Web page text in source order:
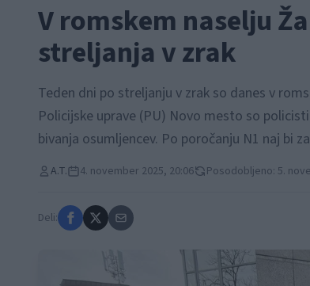
V romskem naselju
streljanja v zrak
Teden dni po streljanju v zrak so danes v
Policijske uprave (PU) Novo mesto so
bivanja osumljencev. Po poročanju N1 naj bi
A.T. 4. november 2025, 20:06 Posodobljeno: 5.
Deli: